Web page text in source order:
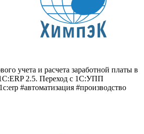
учета и расчета заработной платы в
2.5. Переход с 1С:УПП
#автоматизация #производство